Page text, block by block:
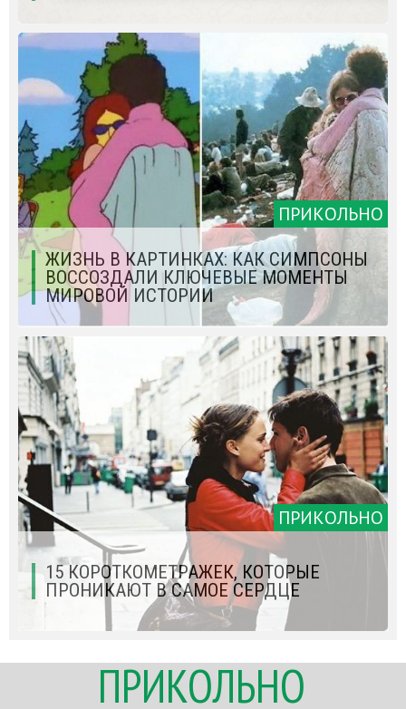
ПРИКОЛЬНО
ЖИЗНЬ В КАРТИНКАХ: КАК СИМПСОНЫ
ВОССОЗДАЛИ КЛЮЧЕВЫЕ МОМЕНТЫ
МИРОВОЙ ИСТОРИИ
ПРИКОЛЬНО
15 КОРОТКОМЕТРАЖЕК, КОТОРЫЕ
ПРОНИКАЮТ В САМОЕ СЕРДЦЕ
ПРИКОЛЬНО